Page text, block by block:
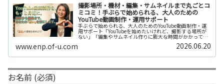
撮影場所・機材・編集・サムネイルまで丸ごとコ
ミコミ！手ぶらで始められる、大人のための
YouTube動画制作・運用サポート
手ぶらで始められる、大人のためのYouTube動画制作・運
用サポート「YouTubeを始めたいけれど、撮影する場所が
ない」「編集やサムネイル作りに膨大な時間がかかって長
続きしない」「機材を揃えるだけで何万円もかかってしま
www.enp.of-u.com 2026.06.20
お名前 (必須)